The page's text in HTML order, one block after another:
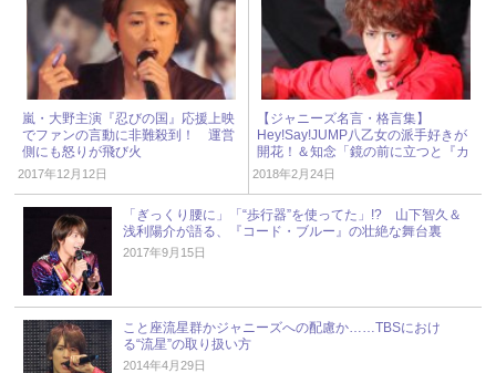
嵐・大野主演『忍びの国』応援上映
でファンの言動に非難殺到！ 運営
側にも怒りが飛び火
2017年12月12日
【ジャニーズ名言・格言集】
Hey!Say!JUMP八乙女の派手好きが
開花！＆知念「鏡の前に立つと『カ
ッコいいな』って思う」
2018年2月24日
「ぎっくり腰に」「“歩行器”を使ってた」!? 山下智久＆
浅利陽介が語る、『コード・ブルー』の壮絶な舞台裏
2017年9月15日
こと座流星群かジャニーズへの配慮か……TBSにおけ
る“流星”の取り扱い方
2014年4月29日